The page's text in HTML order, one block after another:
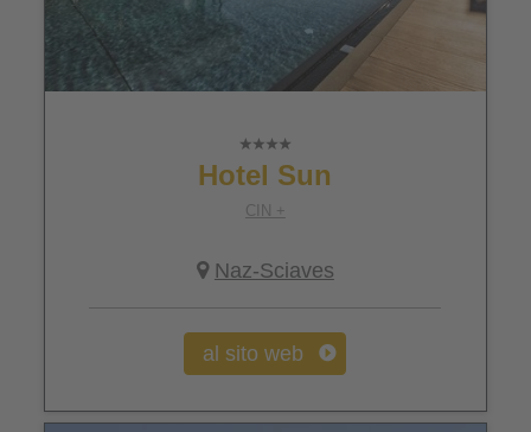
Hotel Sun
CIN +
Naz-Sciaves
al sito web